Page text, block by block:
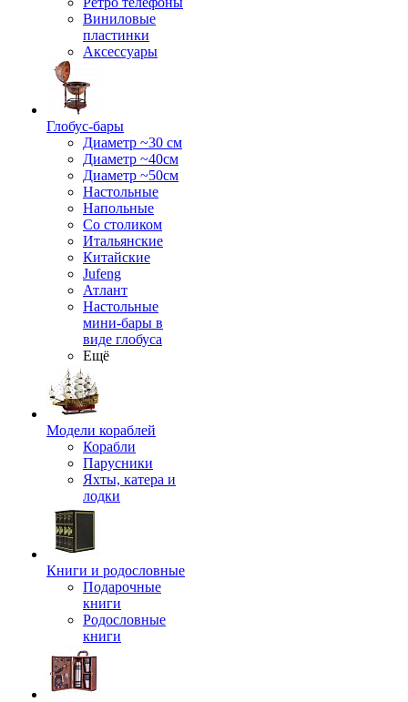
Виниловые
пластинки
Аксессуары
Глобус-бары
Диаметр ~30 см
Диаметр ~40см
Диаметр ~50см
Настольные
Напольные
Со столиком
Итальянские
Китайские
Jufeng
Атлант
Настольные
мини-бары в
виде глобуса
Ещё
Модели кораблей
Корабли
Парусники
Яхты, катера и
лодки
Книги и родословные
Подарочные
книги
Родословные
книги